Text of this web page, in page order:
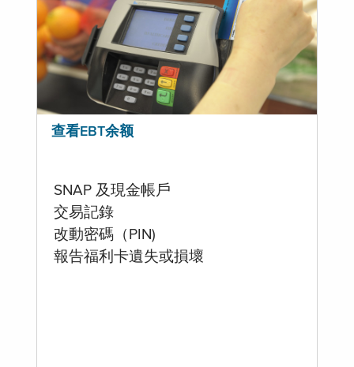
查看EBT余额
SNAP 及現金帳戶
交易記錄
改動密碼（PIN)
報告福利卡遺失或損壞